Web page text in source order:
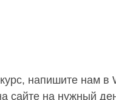
напишите нам в
сайте на нужный